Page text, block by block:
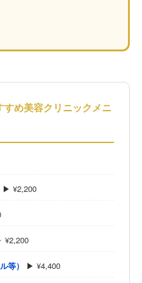
め美容クリニックメニ
▶ ¥2,200
¥2,200
等） ▶ ¥4,400